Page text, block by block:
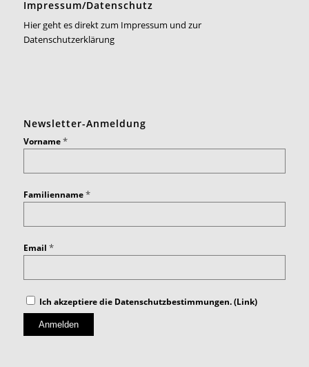
Impressum/Datenschutz
Hier geht es direkt zum Impressum und zur
Datenschutzerklärung
Newsletter-Anmeldung
Vorname*
Familienname*
Email *
Ich akzeptiere die Datenschutzbestimmungen. (Link)